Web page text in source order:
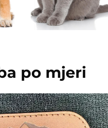
po mjeri